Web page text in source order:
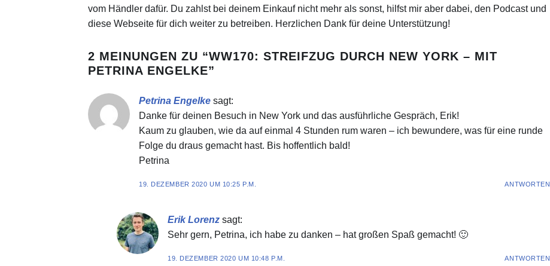
vom Händler dafür. Du zahlst bei deinem Einkauf nicht mehr als sonst, hilfst mir aber dabei, den Podcast und
diese Webseite für dich weiter zu betreiben. Herzlichen Dank für deine Unterstützung!
2 MEINUNGEN ZU “WW170: STREIFZUG DURCH NEW YORK – MIT
PETRINA ENGELKE”
Petrina Engelke sagt:
Danke für deinen Besuch in New York und das ausführliche Gespräch, Erik!
Kaum zu glauben, wie da auf einmal 4 Stunden rum waren – ich bewundere, was für eine runde
Folge du draus gemacht hast. Bis hoffentlich bald!
Petrina
19. DEZEMBER 2020 UM 10:25 P.M. ANTWORTEN
Erik Lorenz sagt:
Sehr gern, Petrina, ich habe zu danken – hat großen Spaß gemacht! 🙂
19. DEZEMBER 2020 UM 10:48 P.M. ANTWORTEN